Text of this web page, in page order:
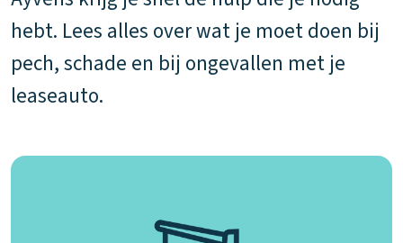
hebt. Lees alles over wat je moet doen bij
pech, schade en bij ongevallen met je
leaseauto.